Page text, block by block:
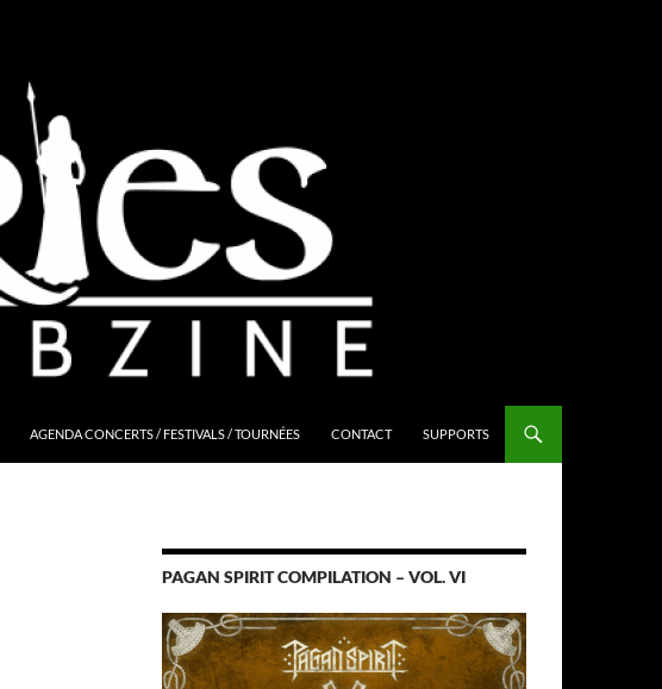
AGENDA CONCERTS / FESTIVALS / TOURNÉES CONTACT SUPPORTS
PAGAN SPIRIT COMPILATION – VOL. VI